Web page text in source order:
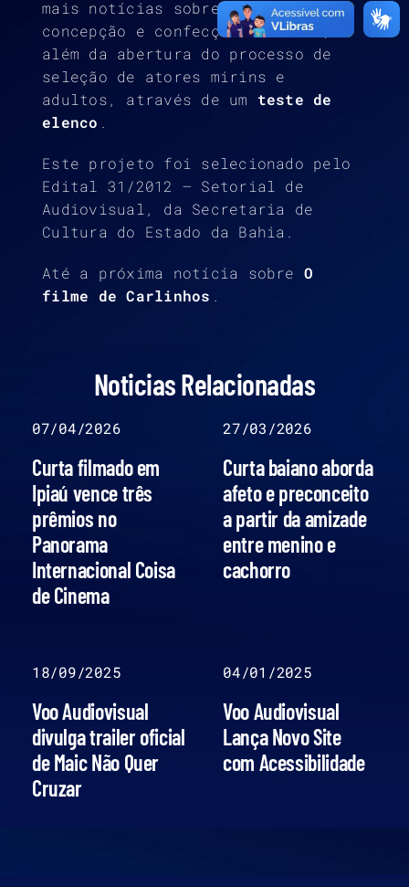
mais notícias sobre o processo de
concepção e confecção do filme,
além da abertura do processo de
seleção de atores mirins e
adultos, através de um teste de
elenco
Este projeto foi selecionado pelo
Edital 31/2012 – Setorial de
Audiovisual, da Secretaria de
Cultura do Estado da Bahia.
Até a próxima notícia sobre O
filme de Carlinhos
Noticias Relacionadas
07/04/2026
Curta filmado em
Ipiaú vence três
prêmios no
Panorama
Internacional Coisa
de Cinema
27/03/2026
Curta baiano aborda
afeto e preconceito
a partir da amizade
entre menino e
cachorro
18/09/2025
Voo Audiovisual
divulga trailer oficial
de Maic Não Quer
Cruzar
04/01/2025
Voo Audiovisual
Lança Novo Site
com Acessibilidade